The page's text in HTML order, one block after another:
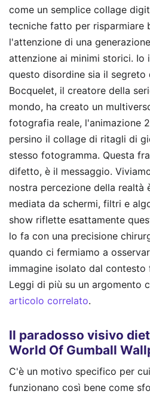
come un semplice collage
tecniche fatto per risparmiare
l'attenzione di una
attenzione ai minimi storici. Io
questo disordine sia il segreto
Bocquelet, il creatore della
mondo, ha creato un
fotografia reale, l'animazione
persino il collage di ritagli di
stesso fotogramma. Questa
difetto, è il messaggio.
nostra percezione della realtà
mediata da schermi, filtri e
show riflette esattamente
lo fa con una precisione
quando ci fermiamo a
immagine isolato dal
Leggi di più su un argomento
articolo correlato.
Il paradosso visivo
World Of Gumball
C'è un motivo specifico per
funzionano così bene come